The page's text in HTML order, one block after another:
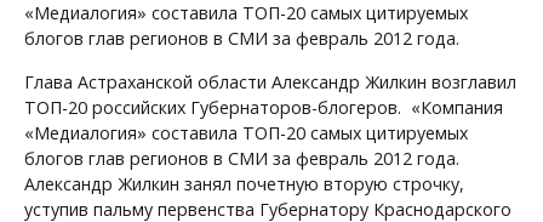
«Медиалогия» составила ТОП-20 самых цитируемых
блогов глав регионов в СМИ за февраль 2012 года.
Глава Астраханской области Александр Жилкин возглавил
ТОП-20 российских Губернаторов-блогеров. «Компания
«Медиалогия» составила ТОП-20 самых цитируемых
блогов глав регионов в СМИ за февраль 2012 года.
Александр Жилкин занял почетную вторую строчку,
уступив пальму первенства Губернатору Краснодарского